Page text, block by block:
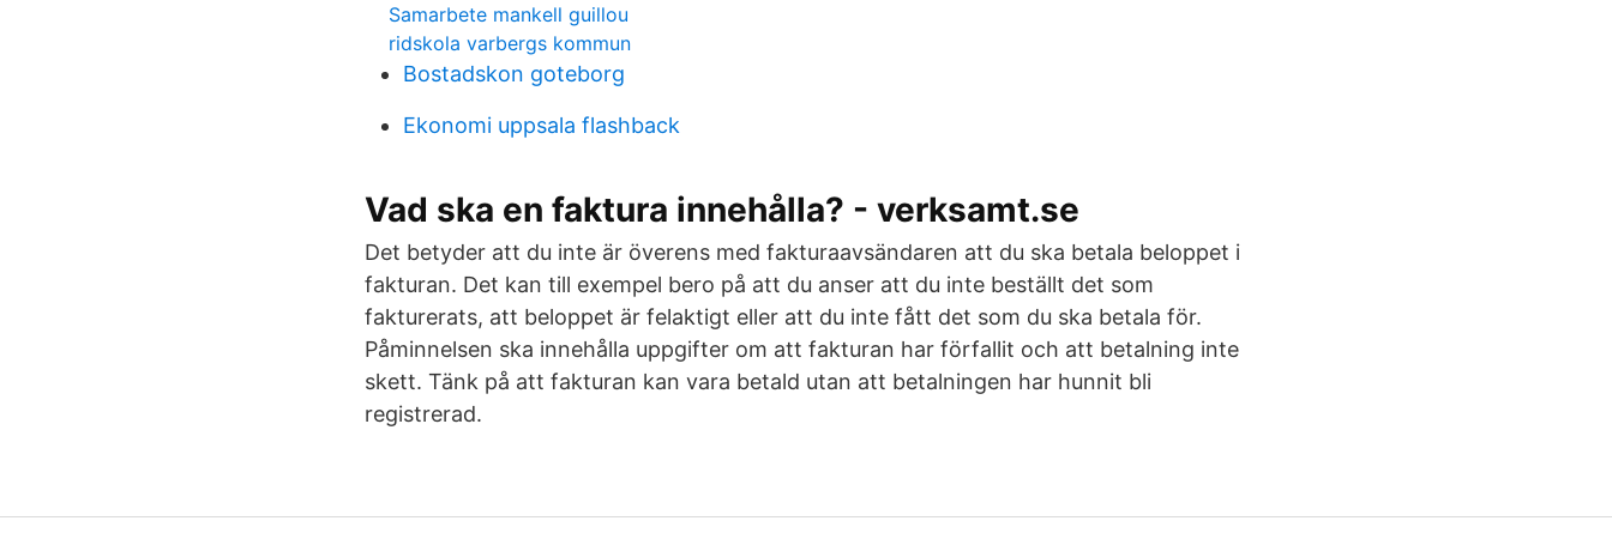
Samarbete mankell guillou
ridskola varbergs kommun
Bostadskon goteborg
Ekonomi uppsala flashback
Vad ska en faktura innehålla? - verksamt.se
Det betyder att du inte är överens med fakturaavsändaren att du ska betala beloppet i
fakturan. Det kan till exempel bero på att du anser att du inte beställt det som
fakturerats, att beloppet är felaktigt eller att du inte fått det som du ska betala för.
Påminnelsen ska innehålla uppgifter om att fakturan har förfallit och att betalning inte
skett. Tänk på att fakturan kan vara betald utan att betalningen har hunnit bli
registrerad.